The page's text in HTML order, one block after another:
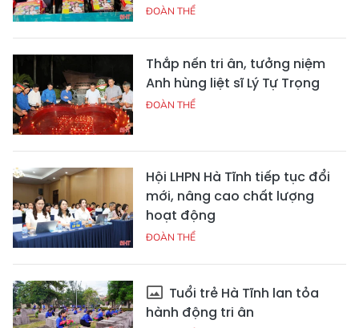
ĐOÀN THỂ
Thắp nến tri ân, tưởng niệm
Anh hùng liệt sĩ Lý Tự Trọng
ĐOÀN THỂ
Hội LHPN Hà Tĩnh tiếp tục đổi
mới, nâng cao chất lượng
hoạt động
ĐOÀN THỂ
Tuổi trẻ Hà Tĩnh lan tỏa
hành động tri ân